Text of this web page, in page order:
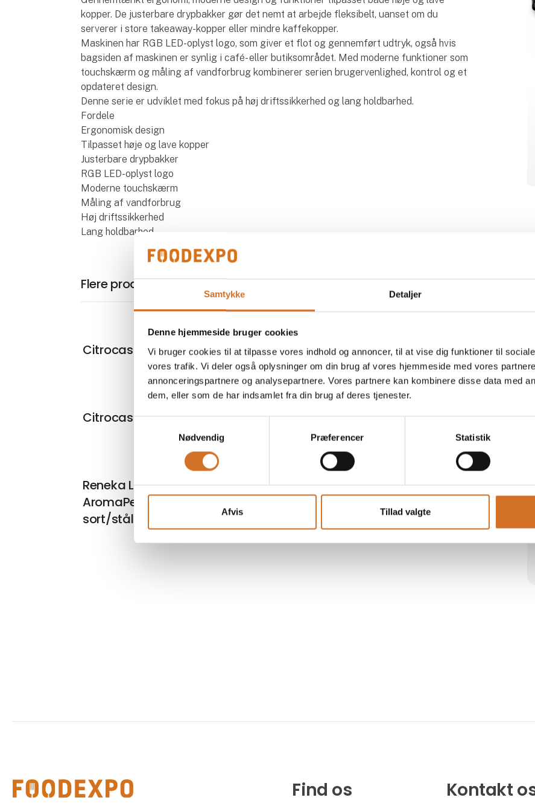
Samtykke Detaljer
Denne hjemmeside bruger cookies
Vi bruger cookies til at tilpasse vores indhold og annoncer, til at vise dig funktioner til
vores trafik. Vi deler også oplysninger om din brug af vores hjemmeside med vores
annonceringspartnere og analysepartnere. Vores partnere kan kombinere disse data med
dem, eller som de har indsamlet fra din brug af deres tjenester.
Nødvendig
Præferencer Statistik
Afvis Tillad valgte
kopper. De justerbare drypbakker gør det nemt at arbejde fleksibelt, uanset om du
serverer i store takeaway-kopper eller mindre kaffekopper.
Maskinen har RGB LED-oplyst logo, som giver et flot og gennemført udtryk, også hvis
bagsiden af maskinen er synlig i café- eller butiksområdet. Med moderne funktioner som
touchskærm og måling af vandforbrug kombinerer serien brugervenlighed, kontrol og et
opdateret design.
Denne serie er udviklet med fokus på høj driftssikkerhed og lang holdbarhed.
Fordele
Ergonomisk design
Tilpasset høje og lave kopper
Justerbare drypbakker
RGB LED-oplyst logo
Moderne touchskærm
Måling af vandforbrug
Høj driftssikkerhed
Lang holdbarhed
Flere produkter fra Friskpresset.dk / Friskbrygget.dk
Citrocasa xPro Citrocasa xPro Pom
Citrocasa PRO og PRO-Slim Citrocasa Revolution
Reneka Life HC 2G
AromaPerfect LatteArt BC
sort/stål
Reneka Family Compact 2
Black (Latte Art) Espresso
Find os Kontakt